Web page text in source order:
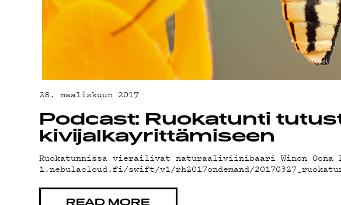
28. maaliskuun 2017
Podcast: Ruokatunti
kivijalkayrittämiseen
Ruokatunnissa vierailivat naturaaliviinibaari Winon
1.nebulacloud.fi/swift/v1/rh2017ondemand/